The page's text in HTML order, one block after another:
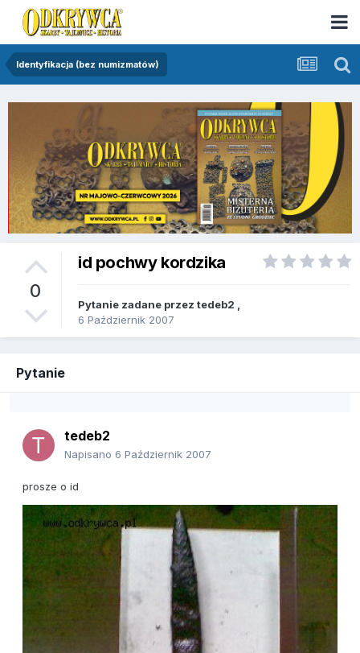
Identyfikacja (bez numizmatów)
0
id pochwy kordzika
Pytanie zadane przez tedeb2
6 Październik 2007
Pytanie
tedeb2
Napisano 6 Październik 2007
prosze o id